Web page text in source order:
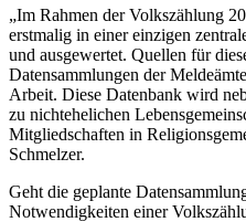
„Im Rahmen der Volkszählung
erstmalig in einer einzigen
und ausgewertet. Quellen für
Datensammlungen der
Arbeit. Diese Datenbank wird
zu nichtehelichen
Mitgliedschaften in
Schmelzer.
Geht die geplante
Notwendigkeiten einer